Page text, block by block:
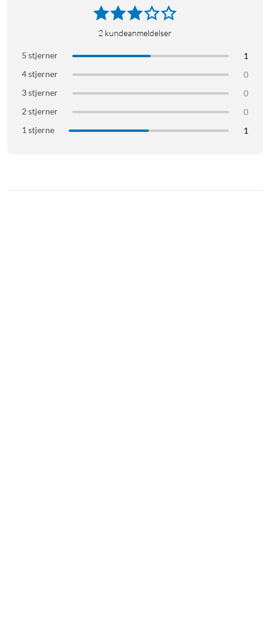
2 kundeanmeldelser
5 stjerner
1
4 stjerner
0
3 stjerner
0
2 stjerner
0
1 stjerne
1